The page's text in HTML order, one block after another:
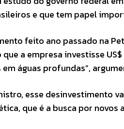
e que tem papel
feito ano passado na
a empresa investisse
águas profundas”,
esse desinvestimento
que é a busca por